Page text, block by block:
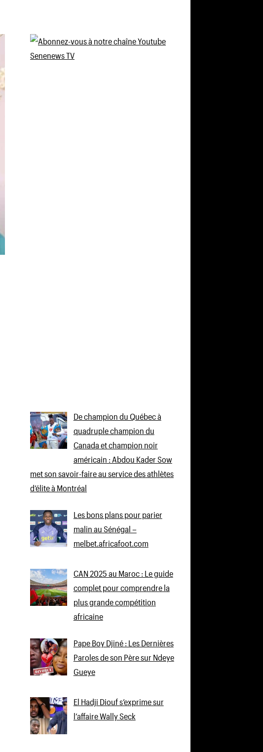
De champion du Québec à
quadruple champion du
Canada et champion noir
américain : Abdou Kader Sow
met son savoir-faire au service des athlètes
d’élite à Montréal
Les bons plans pour parier
malin au Sénégal –
melbet.africafoot.com
CAN 2025 au Maroc : Le guide
complet pour comprendre la
plus grande compétition
africaine
Pape Boy Djiné : Les Dernières
Paroles de son Père sur Ndeye
Gueye
El Hadji Diouf s’exprime sur
l’affaire Wally Seck